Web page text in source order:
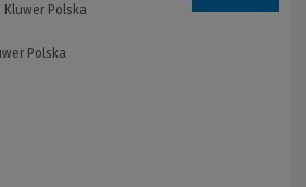
Kluwer Polska
Polska